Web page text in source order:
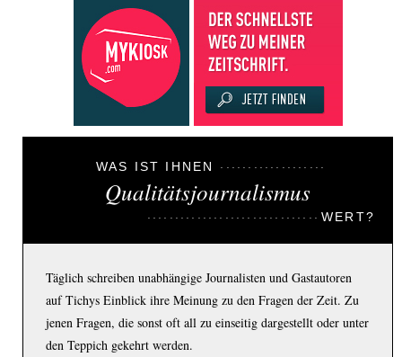
WAS IST IHNEN
Qualitätsjournalismus
WERT?
Täglich schreiben unabhängige Journalisten und Gastautoren
auf Tichys Einblick ihre Meinung zu den Fragen der Zeit. Zu
jenen Fragen, die sonst oft all zu einseitig dargestellt oder unter
den Teppich gekehrt werden.